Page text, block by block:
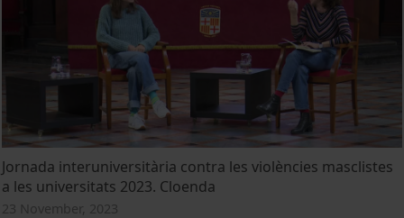
Jornada interuniversitària contra les violències masclistes
a les universitats 2023. Cloenda
23 November, 2023